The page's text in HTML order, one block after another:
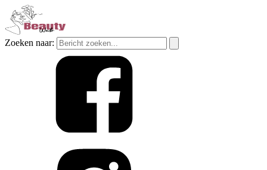
Zoeken naar: